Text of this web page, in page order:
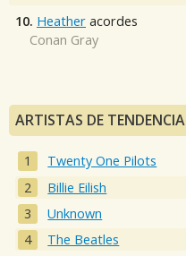
10. Heather acordes
Conan Gray
ARTISTAS DE TENDENCIA
Twenty One Pilots
Billie Eilish
Unknown
The Beatles